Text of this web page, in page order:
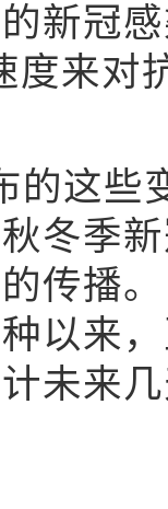
新冠
度来对
这些
冬季
传播
以来
未来